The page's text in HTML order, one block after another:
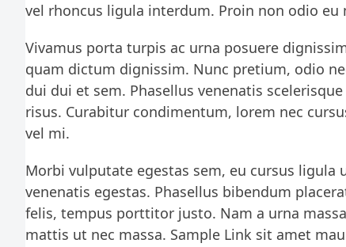
vel rhoncus ligula interdum. Proin non odio eu
Vivamus porta turpis ac urna posuere
quam dictum dignissim. Nunc pretium, odio
dui dui et sem. Phasellus venenatis
risus. Curabitur condimentum, lorem nec
vel mi.
Morbi vulputate egestas sem, eu cursus
venenatis egestas. Phasellus bibendum
felis, tempus porttitor justo. Nam a urna
mattis ut nec massa. Sample Link sit amet